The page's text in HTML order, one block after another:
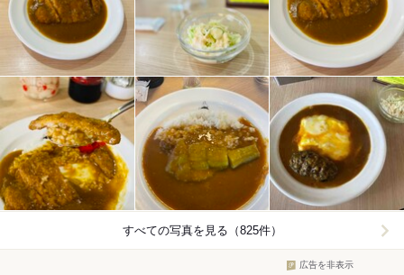
すべての写真を見る（825件）
広告を非表示